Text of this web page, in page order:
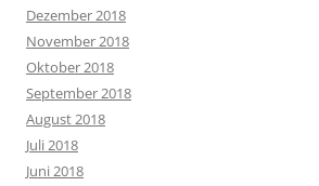
Dezember 2018
November 2018
Oktober 2018
September 2018
August 2018
Juli 2018
Juni 2018